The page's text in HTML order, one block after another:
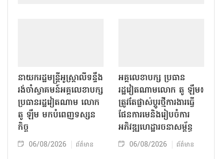
នាយករដ្ឋមន្ត្រីអូស្ត្រាលីទន្ទឹង
រង់ចាំស្វាគមន៍អគ្គលេខាបក្ស
ប្រធានរដ្ឋវៀតណាម លោក
តូ ឡឹម មកបំពេញទស្សន
កិច្ច
06/08/2026 ព័ត៌មាន
អគ្គលេខាបក្ស ប្រធាន
រដ្ឋវៀតណាមលោក តូ ឡឹម៖
ត្រូវតែផ្លាស់ប្ដូរថ្មីការងារធ្វើ
ផែនការមេនិងរៀបចំការ
អភិវឌ្ឍហេដ្ឋារចនាសម្ព័ន្ធ
06/08/2026 ព័ត៌មាន